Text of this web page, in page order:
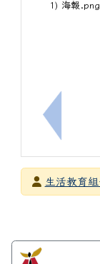
上一筆
1) 海報.png
發布者生活教育組
左邊區域內